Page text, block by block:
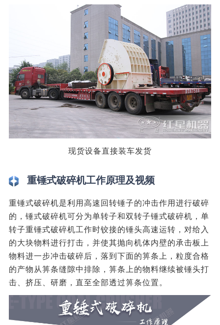
现货设备直接装车发货
重锤式破碎机工作原理及视频
重锤式破碎机是利用高速回转锤子的冲击作用进行破碎
的，锤式破碎机可分为单转子和双转子锤式破碎机，单
转子重锤式破碎机工作时铰接的锤头高速运转，对给入
的大块物料进行打击，并使其抛向机体内壁的承击板上
物料进一步冲击破碎后，落到下面的箅条上，粒度合格
的产物从箅条缝隙中排除，箅条上的物料继续被锤头打
击、挤压、研磨，直至全部透过箅条位置。